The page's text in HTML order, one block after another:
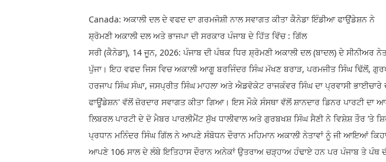
Canada: ਅਕਾਲੀ ਦਲ ਦੇ ਵਫਦ ਦਾ ਗਰਮਜੋਸ਼ੀ ਨਾਲ ਸਵਾਗਤ ਕੀਤਾ ਕੈਨੇਡਾ ਇੰਡੀਆ ਫਾਉਂਡੇਸ਼ਨ ਨੇ
ਸ਼੍ਰੋਮਣੀ ਅਕਾਲੀ ਦਲ ਅਤੇ ਭਾਜਪਾ ਦੀ ਸਰਕਾਰ ਪੰਜਾਬ ਦੇ ਹਿੱਤ ਵਿੱਚ : ਗਿੱਲ
ਸਰੀ (ਕੈਨੇਡਾ), 14 ਜੂਨ, 2026: ਪੰਜਾਬ ਦੀ ਪੰਥਕ ਧਿਰ ਸ਼੍ਰੋਮਣੀ ਅਕਾਲੀ ਦਲ (ਬਾਦਲ) ਦੇ ਸੀਨੀਅਰ
ਪੁੱਜਾ। ਇਹ ਵਫਦ ਜਿਸ ਵਿਚ ਅਕਾਲੀ ਆਗੂ ਬਰਜਿੰਦਰ ਸਿੰਘ ਮੱਖਣ ਬਰਾੜ, ਪਰਮਜੀਤ ਸਿੰਘ ਢਿੱਲੋਂ,
ਹਰਜਾਪ ਸਿੰਘ ਸੰਘਾ, ਜਸਪ੍ਰੀਤ ਸਿੰਘ ਮਾਹਲਾ ਅਤੇ ਐਡਵੋਕੇਟ ਰਾਜਕੰਵਰ ਸਿੰਘ ਦਾ ਪ੍ਰਵਾਸੀ
ਫਾਊਂਡੇਸ਼ਨ' ਵੱਲੋਂ ਜ਼ੋਰਦਾਰ ਸਵਾਗਤ ਕੀਤਾ ਗਿਆ। ਇਸ ਮੌਕੇ ਸੰਸਥਾ ਵੱਲੋਂ ਸ਼ਾਨਦਾਰ ਡਿਨਰ ਪਾਰਟੀ ਦਾ
ਲਿਬਰਲ ਪਾਰਟੀ ਦੇ ਦੋ ਮੈਬਰ ਪਾਰਲੀਮੈਂਟ ਸੁੱਖ ਧਾਲੀਵਾਲ ਅਤੇ ਗੁਰਬਖਸ਼ ਸਿੰਘ ਸੈਣੀ ਨੇ ਵਿਸ਼ੇਸ਼ ਤੌਰ ’ਤੇ
ਪ੍ਰਧਾਨ ਮਨਿੰਦਰ ਸਿੰਘ ਗਿੱਲ ਨੇ ਆਪਣੇ ਸੰਬੋਧਨ ਦੌਰਾਨ ਮਹਿਮਾਨ ਅਕਾਲੀ ਨੇਤਾਵਾਂ ਨੂੰ ਜੀ ਆਇਆਂ
ਆਪਣੇ 106 ਸਾਲ ਦੇ ਲੰਬੇ ਇਤਿਹਾਸ ਦੌਰਾਨ ਅਨੇਕਾਂ ਉਤਰਾਅ ਚੜ੍ਹਾਅ ਹੰਢਾਏ ਹਨ ਪਰ ਪੰਜਾਬ ਤੇ ਪੰਥ ਦੀ